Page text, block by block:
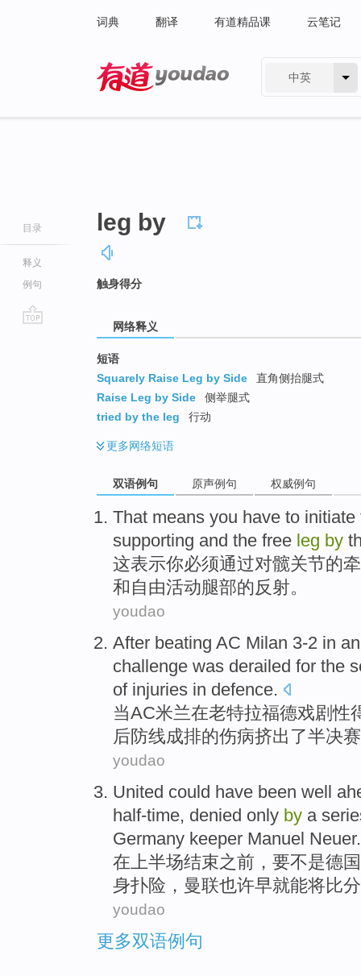
词典 翻译 有道精品课 云笔记
中英
目录
释义
例句
leg by
触身得分
网络释义
短语
Squarely Raise Leg by Side
直角侧抬腿式
Raise Leg by Side
侧举腿式
tried by the leg
行动
更多网络短语
双语例句 原声例句 权威例句
That means you have to
supporting and the free leg by
这表示你必须通过对髋关节的
和 自由活动腿部的反射。
youdao
After beating AC Milan 3-2 in
challenge was derailed for the
of injuries in defence.
当AC米兰在老特拉福德戏剧性
后防线成排的伤病挤出 了半决赛
youdao
United could have been well
half-time, denied only by a
Germany keeper Manuel Neuer.
在 上半场结束之前，要不是德国
身扑险， 曼联也许早就能将比分
youdao
更多双语例句